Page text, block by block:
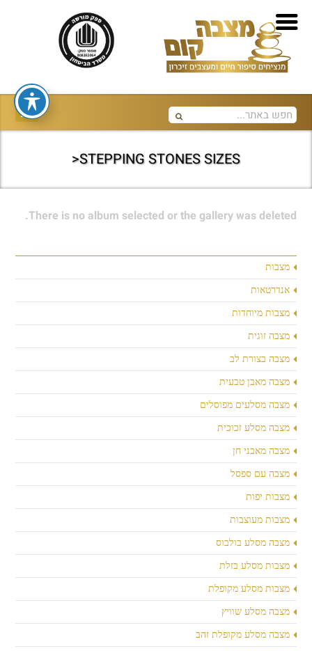
STEPPING STONES SIZES<
מצבות
אנדרטאות
מצבות מיוחדות
מצבה זוגית
מצבה בצורת לב
מצבה מאבן טבעית
מצבה מסלעים מפוסלים
מצבה מסלע זכוכית
מצבה מאבני חן
מצבה עם ספסל
מצבות יפות
מצבות מעוצבות
מצבה מסלע בולבוס
מצבות מסלע בזלת
מצבות מסלע מקופלת
מצבה מסלע שוויץ
מצבה מסלע מקופלת זהב
There is no album selected or the gallery was deleted.